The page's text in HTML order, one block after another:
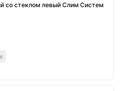
со стеклом левый Слим Систем